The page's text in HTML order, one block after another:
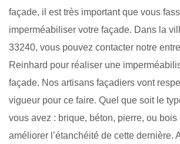
façade, il est très important que vous
imperméabiliser votre façade. Dans la
33240, vous pouvez contacter notre
Reinhard pour réaliser une
façade. Nos artisans façadiers vont
vigueur pour ce faire. Quel que soit le
vous avez : brique, béton, pierre, ou bois
améliorer l’étanchéité de cette dernière.